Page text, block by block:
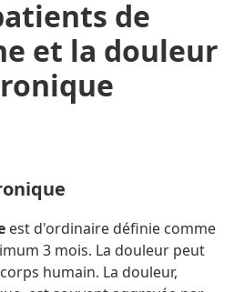
de
et la douleur
est d'ordinaire définie comme
3 mois. La douleur peut
humain. La douleur,